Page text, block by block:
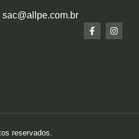
sac@allpe.com.br
reservados.